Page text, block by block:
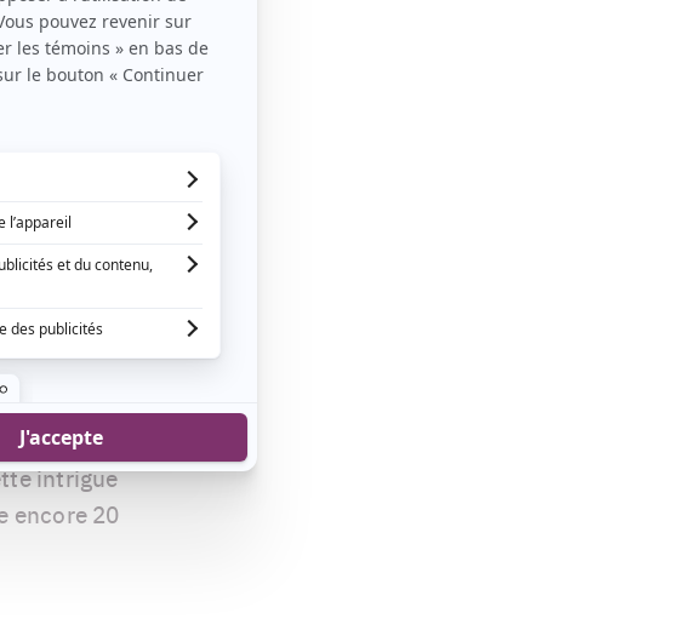
était
pour
accusé
qu'Éric
de la
intrigue
encore 20